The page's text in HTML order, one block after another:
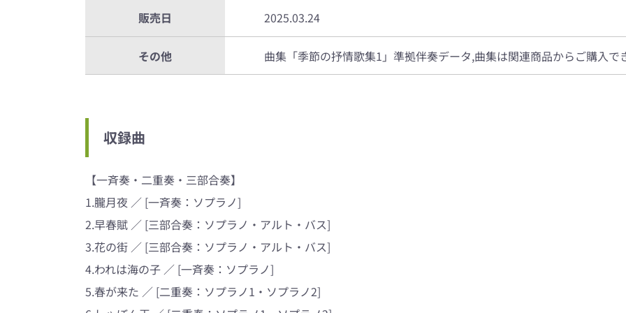
販売日 2025.03.24
その他 曲集「季節の抒情歌集1」準拠伴奏データ,曲集は関連商品からご購入で
収録曲
【一斉奏・二重奏・三部合奏】
1.朧月夜 ／ [一斉奏：ソプラノ]
2.早春賦 ／ [三部合奏：ソプラノ・アルト・バス]
3.花の街 ／ [三部合奏：ソプラノ・アルト・バス]
4.われは海の子 ／ [一斉奏：ソプラノ]
5.春が来た ／ [二重奏：ソプラノ1・ソプラノ2]